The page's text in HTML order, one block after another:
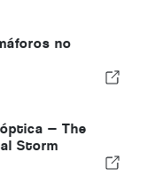
no
— The
Storm